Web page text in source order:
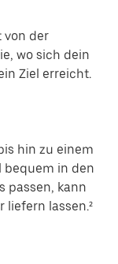
von der
wo sich dein
Ziel erreicht.
hin zu einem
bequem in den
passen, kann
liefern lassen.²